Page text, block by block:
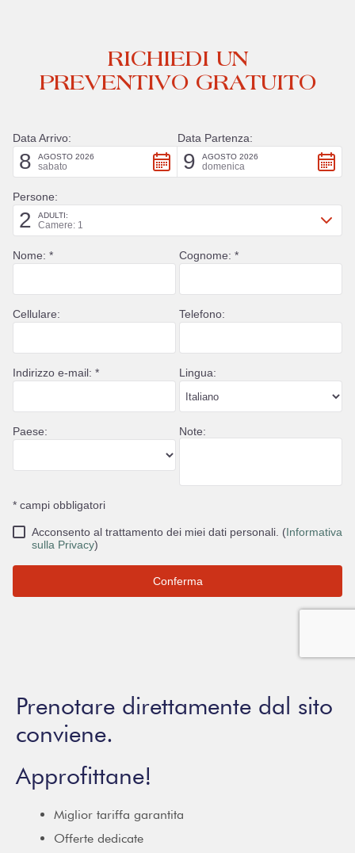
RICHIEDI UN
PREVENTIVO GRATUITO
Prenotare direttamente dal sito
conviene.
Approfittane!
Miglior tariffa garantita
Offerte dedicate